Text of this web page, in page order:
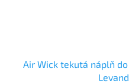
Air Wick tekutá náplň